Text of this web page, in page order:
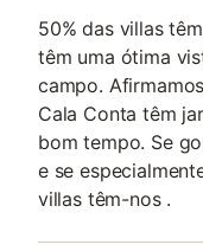
50% das villas
têm uma ótima
campo.
Cala Conta têm
bom tempo. Se
e se
villas têm-nos .